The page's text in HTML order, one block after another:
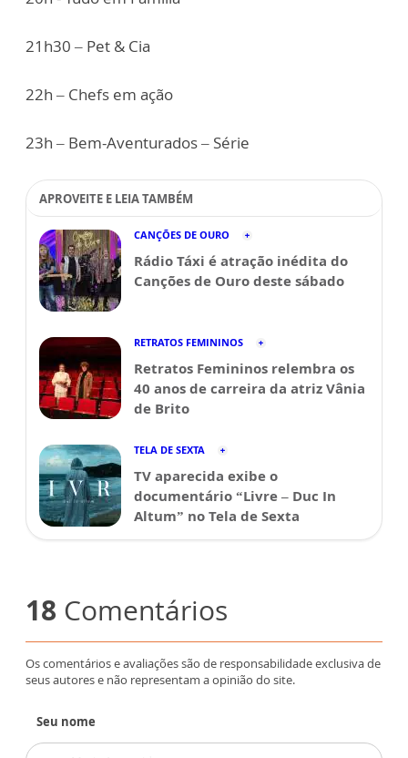
21h30 – Pet & Cia
22h – Chefs em ação
23h – Bem-Aventurados – Série
APROVEITE E LEIA TAMBÉM
CANÇÕES DE OURO
Rádio Táxi é atração inédita do
Canções de Ouro deste sábado
RETRATOS FEMININOS
Retratos Femininos relembra os
40 anos de carreira da atriz Vânia
de Brito
TELA DE SEXTA
TV aparecida exibe o
documentário “Livre – Duc In
Altum” no Tela de Sexta
18 Comentários
Os comentários e avaliações são de responsabilidade exclusiva de
seus autores e não representam a opinião do site.
Seu nome